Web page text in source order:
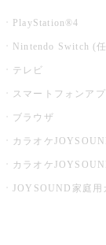
PlayStation®4
Nintendo Switch (
テレビ
スマートフォンアプ
ブラウザ
カラオケ
カラオケ
JOYSOUND家庭用